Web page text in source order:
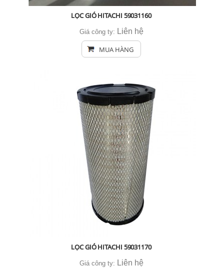
LỌC GIÓ HITACHI 59031160
Giá công ty: Liên hệ
MUA HÀNG
LỌC GIÓ HITACHI 59031170
Giá công ty: Liên hệ